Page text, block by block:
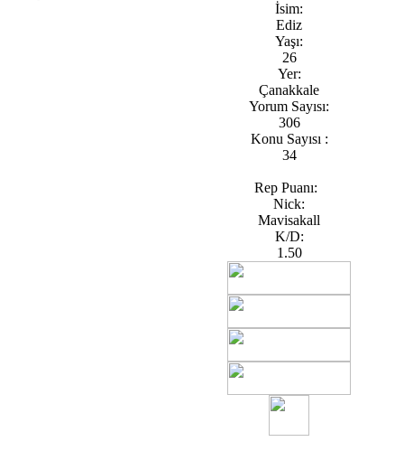
İsim:
Ediz
Yaşı:
26
Yer:
Çanakkale
Yorum Sayısı:
306
Konu Sayısı :
34
Rep Puanı:
Nick:
Mavisakall
K/D:
1.50